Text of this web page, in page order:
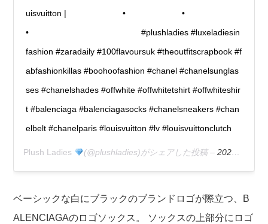
uisvuitton |⠀⠀⠀⠀⠀⠀⠀⠀⠀ •⠀⠀⠀⠀⠀⠀⠀⠀⠀ •⠀⠀⠀⠀⠀⠀⠀⠀⠀
•⠀⠀⠀⠀⠀⠀⠀⠀⠀ ⠀⠀⠀⠀⠀⠀⠀⠀⠀ #plushladies #luxeladiesin
fashion #zaradaily #100flavoursuk #theoutfitscrapbook #f
abfashionkillas #boohoofashion #chanel #chanelsunglas
ses #chanelshades #offwhite #offwhitetshirt #offwhiteshir
t #balenciaga #balenciagasocks #chanelsneakers #chan
elbelt #chanelparis #louisvuitton #lv #louisvuittonclutch
Plush Ladies (@plushladies)がシェアした投稿 –2020年 4月月8日午前4時17分PDT
ベーシックな白にブラックのブランドロゴが際立つ、B
ALENCIAGAのロゴソックス。 ソックスの上部分にロゴ